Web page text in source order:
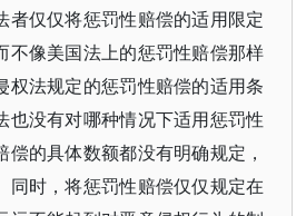
者仅仅将惩罚性赔偿的适用限定
不像美国法上的惩罚性赔偿那样
权法规定的惩罚性赔偿的适用条
也没有对哪种情况下适用惩罚性
偿的具体数额都没有明确规定，
同时，将惩罚性赔偿仅仅规定在